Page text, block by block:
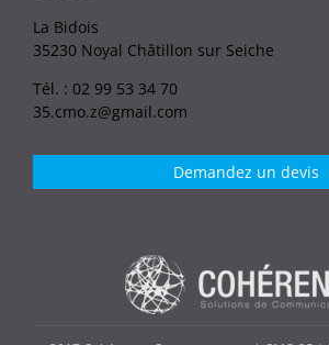
La Bidois
35230 Noyal Châtillon sur Seiche
Tél. : 02 99 53 34 70
35.cmo.z@gmail.com
Demandez un devis